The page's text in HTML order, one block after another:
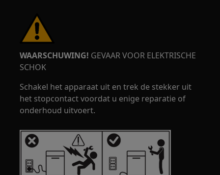
WAARSCHUWING! GEVAAR VOOR ELEKTRISCHE
SCHOK
Schakel het apparaat uit en trek de stekker uit
het stopcontact voordat u enige reparatie of
onderhoud uitvoert.